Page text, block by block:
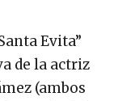
Evita”
de la actriz
(ambos